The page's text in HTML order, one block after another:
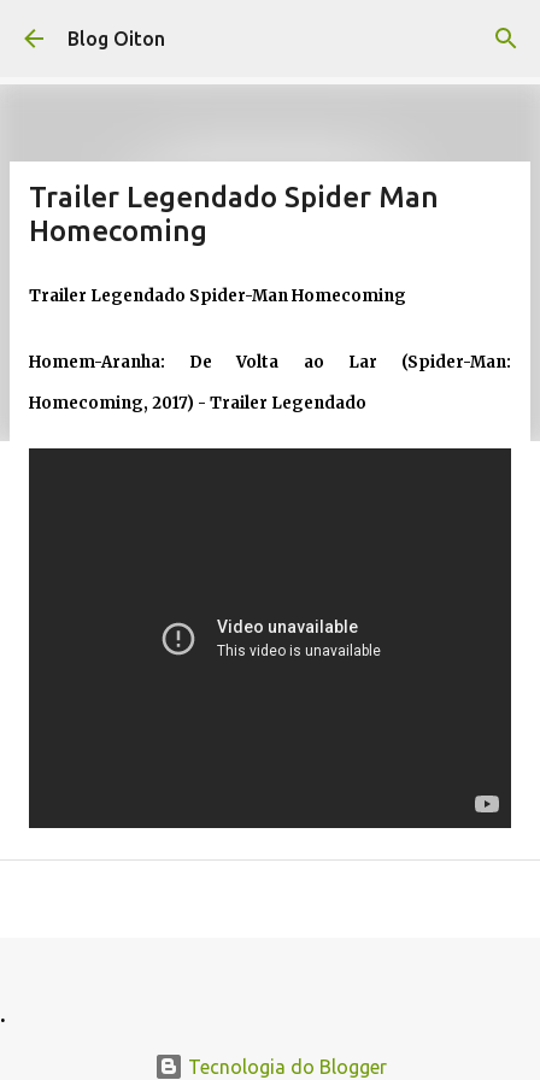
Pular para o conteúdo principal
Blog Oiton
Trailer Legendado Spider Man
Homecoming
Trailer Legendado Spider-Man Homecoming
Homem-Aranha: De Volta ao Lar (Spider-Man:
Homecoming, 2017) - Trailer Legendado
.
Tecnologia do Blogger